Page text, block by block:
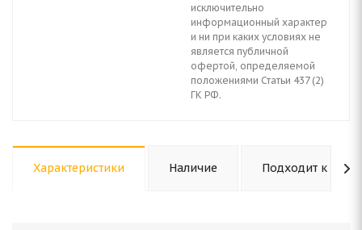
исключительно
информационный характер
и ни при каких условиях не
является публичной
офертой, определяемой
положениями Статьи 437 (2)
ГК РФ.
Характеристики Наличие Подходит к авто